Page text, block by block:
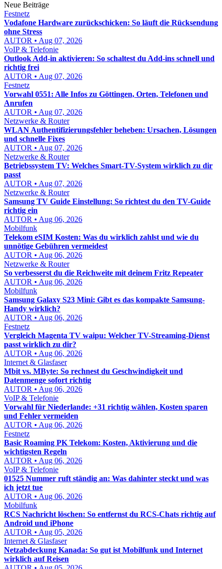
Neue Beiträge
Festnetz
Vodafone Hardware zurückschicken: So läuft die Rücksendung
ohne Stress
AUTOR • Aug 07, 2026
VoIP & Telefonie
Outlook Add-in aktivieren: So schaltest du Add-ins schnell und
richtig frei
AUTOR • Aug 07, 2026
Festnetz
Vorwahl 0551: Alle Infos zu Göttingen, Orten, Telefonen und
Anrufen
AUTOR • Aug 07, 2026
Netzwerke & Router
WLAN Authentifizierungsfehler beheben: Ursachen, Lösungen
und schnelle Fixes
AUTOR • Aug 07, 2026
Netzwerke & Router
Betriebssystem TV: Welches Smart-TV-System wirklich zu dir
passt
AUTOR • Aug 07, 2026
Netzwerke & Router
Samsung TV Guide Einstellung: So richtest du den TV-Guide
richtig ein
AUTOR • Aug 06, 2026
Mobilfunk
Telekom eSIM Kosten: Was du wirklich zahlst und wie du
unnötige Gebühren vermeidest
AUTOR • Aug 06, 2026
Netzwerke & Router
So verbesserst du die Reichweite mit deinem Fritz Repeater
AUTOR • Aug 06, 2026
Mobilfunk
Samsung Galaxy S23 Mini: Gibt es das kompakte Samsung-
Handy wirklich?
AUTOR • Aug 06, 2026
Festnetz
Vergleich Magenta TV waipu: Welcher TV-Streaming-Dienst
passt wirklich zu dir?
AUTOR • Aug 06, 2026
Internet & Glasfaser
Mbit vs. MByte: So rechnest du Geschwindigkeit und
Datenmenge sofort richtig
AUTOR • Aug 06, 2026
VoIP & Telefonie
Vorwahl für Niederlande: +31 richtig wählen, Kosten sparen
und Fehler vermeiden
AUTOR • Aug 06, 2026
Festnetz
Basic Roaming PK Telekom: Kosten, Aktivierung und die
wichtigsten Regeln
AUTOR • Aug 06, 2026
VoIP & Telefonie
01525 Nummer ruft ständig an: Was dahinter steckt und was
ich jetzt tue
AUTOR • Aug 06, 2026
Mobilfunk
RCS Nachricht löschen: So entfernst du RCS-Chats richtig auf
Android und iPhone
AUTOR • Aug 05, 2026
Internet & Glasfaser
Netzabdeckung Kanada: So gut ist Mobilfunk und Internet
wirklich auf Reisen